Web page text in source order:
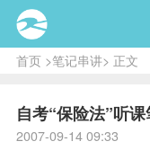
首页>笔记串讲> 正文
自考“保险法”听课
2007-09-14 09:33